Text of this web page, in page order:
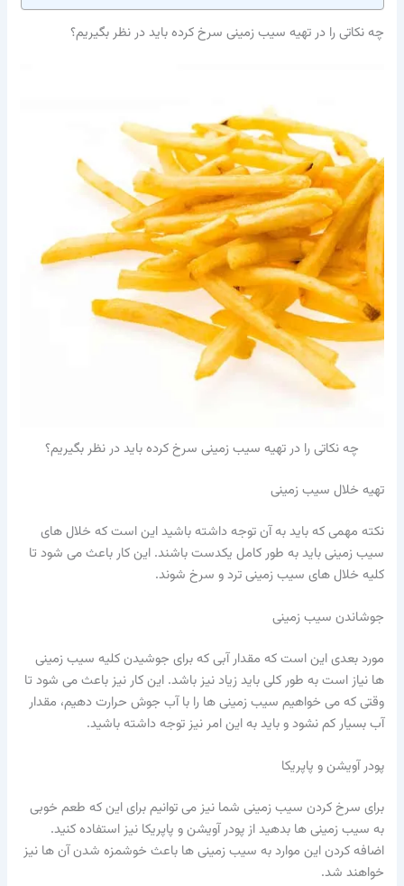
چه نکاتی را در تهیه سیب زمینی سرخ کرده باید در نظر بگیریم؟
چه نکاتی را در تهیه سیب زمینی سرخ کرده باید در نظر بگیریم؟
تهیه خلال سیب زمینی
نکته مهمی که باید به آن توجه داشته باشید این است که خلال های
سیب زمینی باید به طور کامل یکدست باشند. این کار باعث می شود تا
کلیه خلال های سیب زمینی ترد و سرخ شوند.
جوشاندن سیب زمینی
مورد بعدی این است که مقدار آبی که برای جوشیدن کلیه سیب زمینی
ها نیاز است به طور کلی باید زیاد نیز باشد. این کار نیز باعث می شود تا
وقتی که می خواهیم سیب زمینی ها را با آب جوش حرارت دهیم، مقدار
آب بسیار کم نشود و باید به این امر نیز توجه داشته باشید.
پودر آویشن و پاپریکا
برای سرخ کردن سیب زمینی شما نیز می توانیم برای این که طعم خوبی
به سیب زمینی ها بدهید از پودر آویشن و پاپریکا نیز استفاده کنید.
اضافه کردن این موارد به سیب زمینی ها باعث خوشمزه شدن آن ها نیز
خواهند شد.